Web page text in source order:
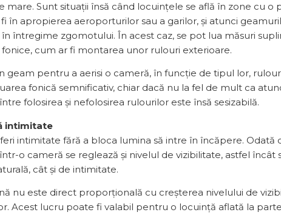
mare. Sunt situații însă când locuințele se află în zone cu o
în apropierea aeroporturilor sau a garilor, și atunci
întregime zgomotului. În acest caz, se pot lua măsuri
cum ar fi montarea unor rulouri exterioare.
geam pentru a aerisi o cameră, în funcție de tipul lor,
fonică semnificativ, chiar dacă nu la fel de mult ca
folosirea și nefolosirea rulourilor este însă sesizabilă.
intimitate
intimitate fără a bloca lumina să intre în încăpere. Odată
o cameră se reglează și nivelul de vizibilitate, astfel încât
cât și de intimitate.
nu este direct proporțională cu creșterea nivelului de
Acest lucru poate fi valabil pentru o locuință aflată la